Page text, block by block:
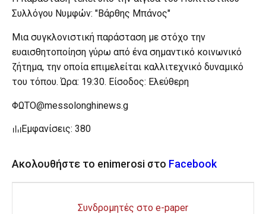
Συλλόγου Νυμφών: "Βάρθης Μπάνος"
Μια συγκλονιστική παράσταση με στόχο την
ευαισθητοποίηση γύρω από ένα σημαντικό κοινωνικό
ζήτημα, την οποία επιμελείται καλλιτεχνικό δυναμικό
του τόπου. Ώρα: 19:30. Είσοδος: Ελεύθερη
ΦΩΤΟ@messolonghinews.g
Εμφανίσεις: 380
Ακολουθήστε το enimerosi στο Facebook
Συνδρομητές στο e-paper